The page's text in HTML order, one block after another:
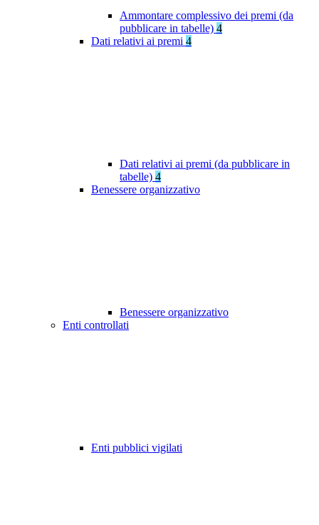
Ammontare complessivo dei premi (da
pubblicare in tabelle) 4
Dati relativi ai premi 4
Dati relativi ai premi (da pubblicare in
tabelle) 4
Benessere organizzativo
Benessere organizzativo
Enti controllati
Enti pubblici vigilati